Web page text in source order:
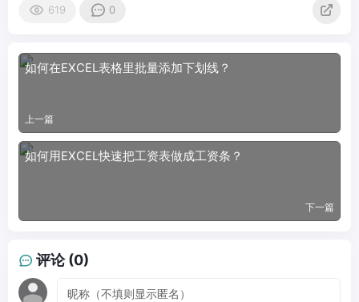
619 0
如何在EXCEL表格里批量添加下划线？
上一篇
如何用EXCEL快速把工资表做成工资条？
下一篇
评论 (0)